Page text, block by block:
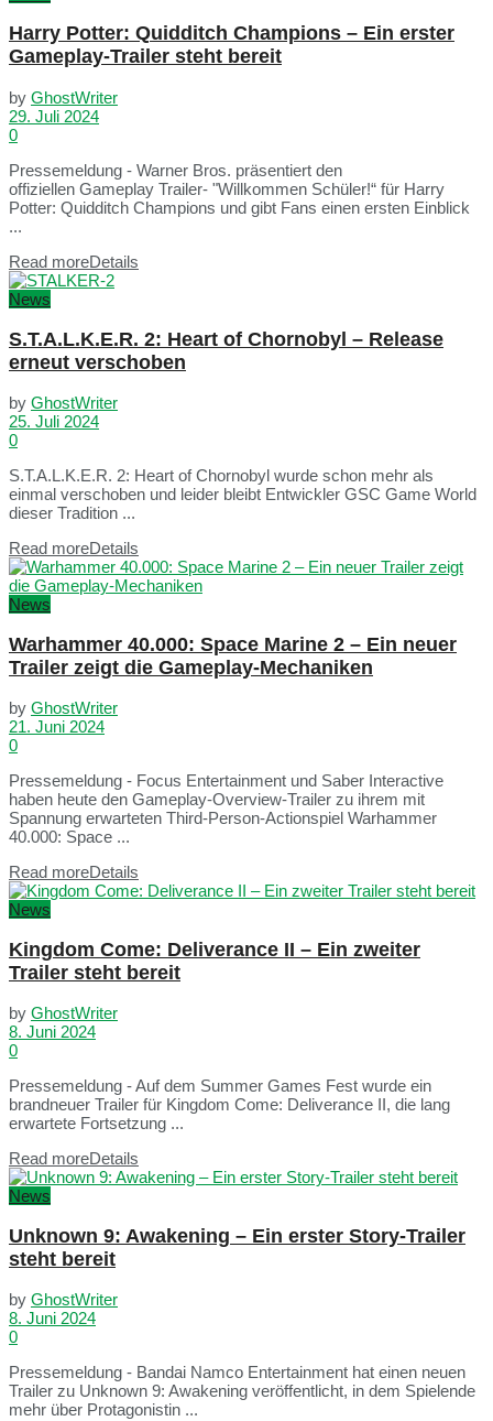
Harry Potter: Quidditch Champions – Ein erster
Gameplay-Trailer steht bereit
by GhostWriter
29. Juli 2024
0
Pressemeldung - Warner Bros. präsentiert den
offiziellen Gameplay Trailer- "Willkommen Schüler!“ für Harry
Potter: Quidditch Champions und gibt Fans einen ersten Einblick
...
Read moreDetails
News
S.T.A.L.K.E.R. 2: Heart of Chornobyl – Release
erneut verschoben
by GhostWriter
25. Juli 2024
0
S.T.A.L.K.E.R. 2: Heart of Chornobyl wurde schon mehr als
einmal verschoben und leider bleibt Entwickler GSC Game World
dieser Tradition ...
Read moreDetails
News
Warhammer 40.000: Space Marine 2 – Ein neuer
Trailer zeigt die Gameplay-Mechaniken
by GhostWriter
21. Juni 2024
0
Pressemeldung - Focus Entertainment und Saber Interactive
haben heute den Gameplay-Overview-Trailer zu ihrem mit
Spannung erwarteten Third-Person-Actionspiel Warhammer
40.000: Space ...
Read moreDetails
News
Kingdom Come: Deliverance II – Ein zweiter
Trailer steht bereit
by GhostWriter
8. Juni 2024
0
Pressemeldung - Auf dem Summer Games Fest wurde ein
brandneuer Trailer für Kingdom Come: Deliverance II, die lang
erwartete Fortsetzung ...
Read moreDetails
News
Unknown 9: Awakening – Ein erster Story-Trailer
steht bereit
by GhostWriter
8. Juni 2024
0
Pressemeldung - Bandai Namco Entertainment hat einen neuen
Trailer zu Unknown 9: Awakening veröffentlicht, in dem Spielende
mehr über Protagonistin ...